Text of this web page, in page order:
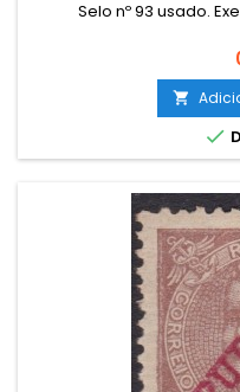
Selo nº 93 usado.

